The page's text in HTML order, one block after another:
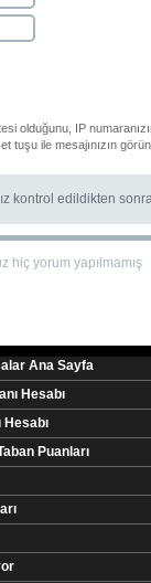
olduğunu, IP
tuşu ile mesajınızın
kontrol edildikten
hiç yorum yapılmamış
Ana Sayfa
Hesabı
Puanları